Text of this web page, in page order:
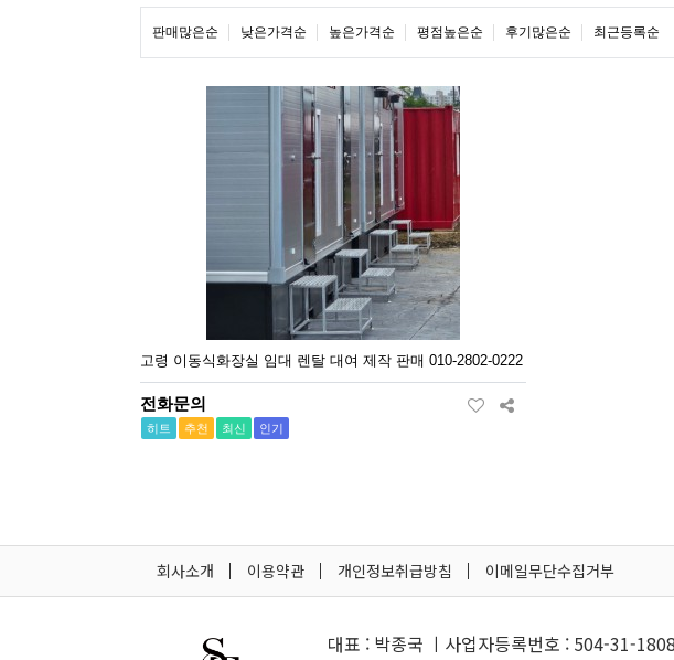
판매많은순 낮은가격순 높은가격순 평점높은순 후기많은순 최근등록순
고령 이동식화장실 임대 렌탈 대여 제작 판매 010-2802-0222
전화문의
히트 추천 최신 인기
회사소개 이용약관 개인정보취급방침 이메일무단수집거부
대표 : 박종국 ㅣ사업자등록번호 : 504-31-